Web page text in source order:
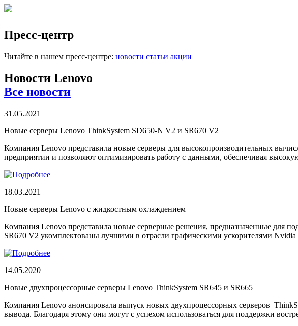
Пресс-центр
Читайте в нашем пресс-центре: новости статьи акции
Новости Lenovo
Все новости
31.05.2021
Новые серверы Lenovo ThinkSystem SD650-N V2 и SR670 V2
Компания Lenovo представила новые серверы для высокопроизводительных
предприятии и позволяют оптимизировать работу с данными, обеспечивая
18.03.2021
Новые серверы Lenovo с жидкостным охлаждением
Компания Lenovo представила новые серверные решения, предназначенные для
SR670 V2 укомплектованы лучшими в отрасли графическими ускорителями
14.05.2020
Новые двухпроцессорные серверы Lenovo ThinkSystem SR645 и SR665
Компания Lenovo анонсировала выпуск новых двухпроцессорных серверов
вывода. Благодаря этому они могут с успехом использоваться для поддержки